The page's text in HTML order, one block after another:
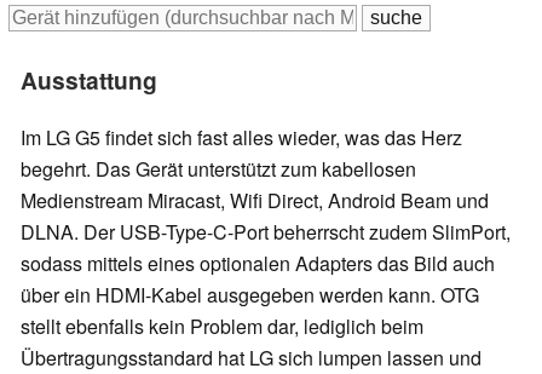
Ausstattung
Im LG G5 findet sich fast alles wieder, was das Herz
begehrt. Das Gerät unterstützt zum kabellosen
Medienstream Miracast, Wifi Direct, Android Beam und
DLNA. Der USB-Type-C-Port beherrscht zudem SlimPort,
sodass mittels eines optionalen Adapters das Bild auch
über ein HDMI-Kabel ausgegeben werden kann. OTG
stellt ebenfalls kein Problem dar, lediglich beim
Übertragungsstandard hat LG sich lumpen lassen und